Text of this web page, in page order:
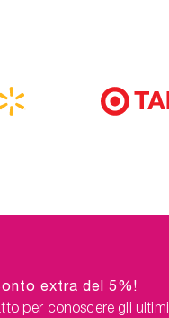
extra del 5%!
per conoscere gli ultimi